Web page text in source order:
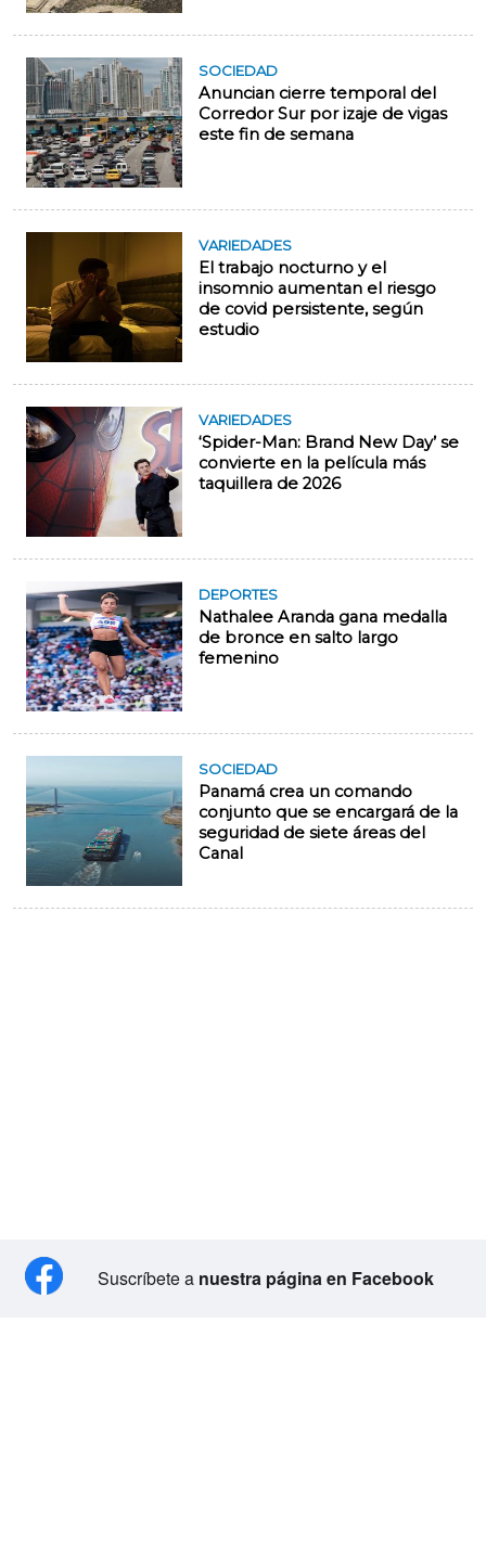
SOCIEDAD
Anuncian cierre temporal del
Corredor Sur por izaje de vigas
este fin de semana
VARIEDADES
El trabajo nocturno y el
insomnio aumentan el riesgo
de covid persistente, según
estudio
VARIEDADES
‘Spider-Man: Brand New Day’ se
convierte en la película más
taquillera de 2026
DEPORTES
Nathalee Aranda gana medalla
de bronce en salto largo
femenino
SOCIEDAD
Panamá crea un comando
conjunto que se encargará de la
seguridad de siete áreas del
Canal
Suscríbete a nuestra página en Facebook